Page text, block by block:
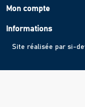
Mon compte
Informations
Site réalisée par si-